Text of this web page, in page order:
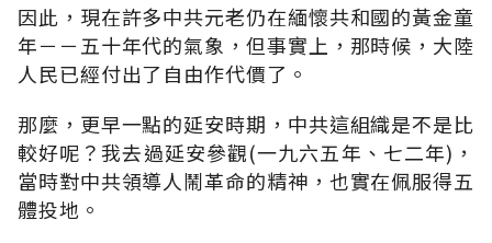
因此，現在許多中共元老仍在緬懷共和國的黃金童
年－－五十年代的氣象，但事實上，那時候，大陸
人民已經付出了自由作代價了。
那麼，更早一點的延安時期，中共這組織是不是比
較好呢？我去過延安參觀(一九六五年、七二年)，
當時對中共領導人鬧革命的精神，也實在佩服得五
體投地。